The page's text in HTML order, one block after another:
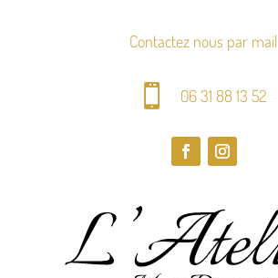
Contactez nous par mail
 06 31 88 13 52